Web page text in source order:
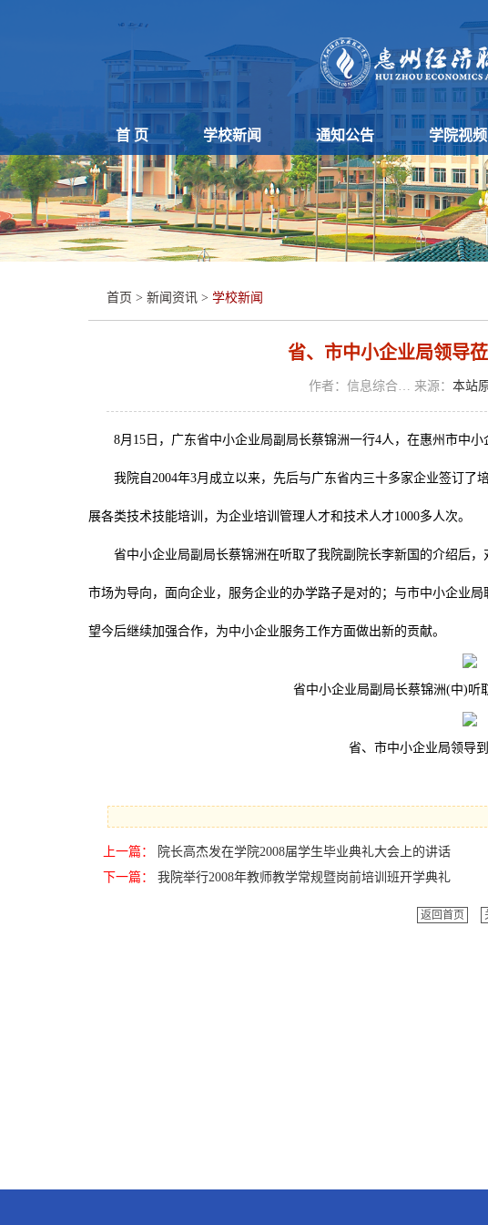
首 页 学校新闻 通知公告 学院视频
首页 > 新闻资讯 > 学校新闻
省、市中小企业局领导
作者：信息综合… 来源： 本站
8月15日，广东省中小企业局副局长蔡锦洲一行4人，在惠州市中小
我院自2004年3月成立以来，先后与广东省内三十多家企业签订了
展各类技术技能培训，为企业培训管理人才和技术人才1000多人次。
省中小企业局副局长蔡锦洲在听取了我院副院长李新国的介绍后，
市场为导向，面向企业，服务企业的办学路子是对的；与市中小企业
望今后继续加强合作，为中小企业服务工作方面做出新的贡献。
省中小企业局副局长蔡锦洲(中)听
省、市中小企业局领导
上一篇：
院长高杰发在学院2008届学生毕业典礼大会上的讲话
下一篇：
我院举行2008年教师教学常规暨岗前培训班开学典礼
返回首页